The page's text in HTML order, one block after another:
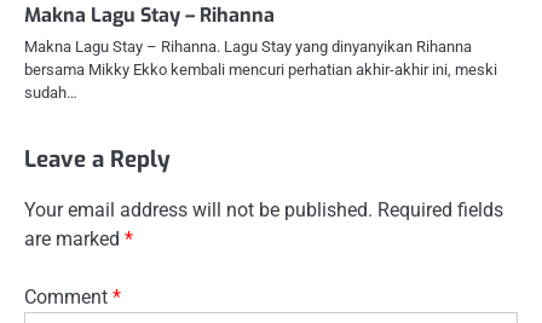
Makna Lagu Stay – Rihanna
Makna Lagu Stay – Rihanna. Lagu Stay yang dinyanyikan Rihanna
bersama Mikky Ekko kembali mencuri perhatian akhir-akhir ini, meski
sudah…
Leave a Reply
Your email address will not be published. Required fields
are marked *
Comment *